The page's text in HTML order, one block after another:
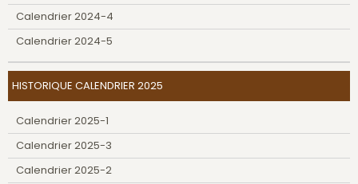
Calendrier 2024-4
Calendrier 2024-5
HISTORIQUE CALENDRIER 2025
Calendrier 2025-1
Calendrier 2025-3
Calendrier 2025-2